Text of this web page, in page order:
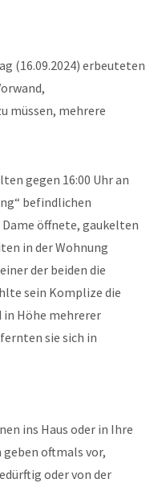
(16.09.2024) erbeuteten
müssen, mehrere
gegen 16:00 Uhr an
befindlichen
öffnete, gaukelten
in der Wohnung
der beiden die
sein Komplize die
in Höhe mehrerer
sie sich in
ins Haus oder in Ihre
oftmals vor,
oder von der